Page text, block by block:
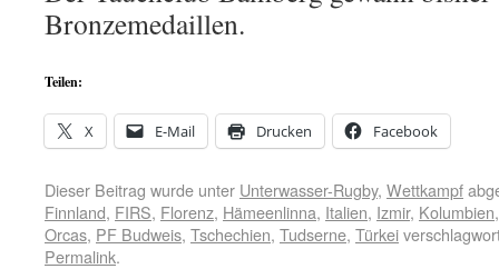
Bronzemedaillen.
Teilen:
X E-Mail Drucken Facebook
Dieser Beitrag wurde unter Unterwasser-Rugby, Wettkampf
Finnland, FIRS, Florenz, Hämeenlinna, Italien, Izmir, Kolumbien
Orcas, PF Budweis, Tschechien, Tudserne, Türkei
Permalink.